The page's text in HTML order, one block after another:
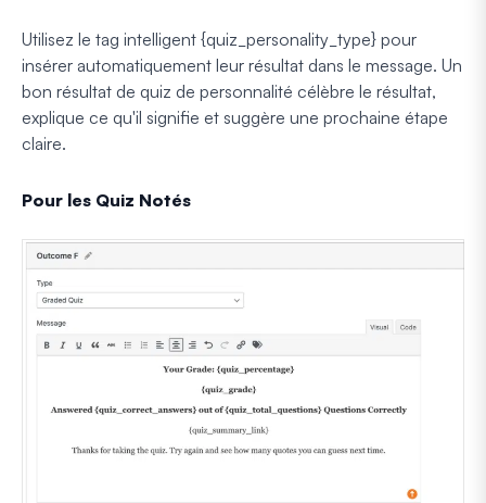
Utilisez le tag intelligent {quiz_personality_type} pour
insérer automatiquement leur résultat dans le message. Un
bon résultat de quiz de personnalité célèbre le résultat,
explique ce qu'il signifie et suggère une prochaine étape
claire.
Pour les Quiz Notés